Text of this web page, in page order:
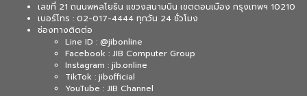
เลขที่ 21 ถนนพหลโยธิน แขวงสนามบิน เขตดอนเมือง กรุงเทพฯ 10210
เบอร์โทร : 02-017-4444 ทุกวัน 24 ชั่วโมง
ช่องทางติดต่อ
Line ID : @jibonline
Facebook : JIB Computer Group
Instagram : jib.online
TikTok : jibofficial
YouTube : JIB Channel